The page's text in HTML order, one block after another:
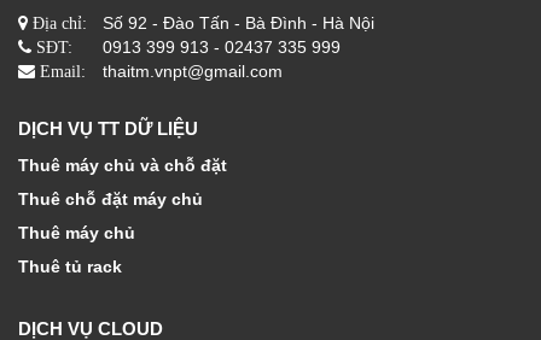
Địa chỉ: Số 92 - Đào Tấn - Bà Đình - Hà Nội
SĐT: 0913 399 913 - 02437 335 999
Email: thaitm.vnpt@gmail.com
DỊCH VỤ TT DỮ LIỆU
Thuê máy chủ và chỗ đặt
Thuê chỗ đặt máy chủ
Thuê máy chủ
Thuê tủ rack
DỊCH VỤ CLOUD